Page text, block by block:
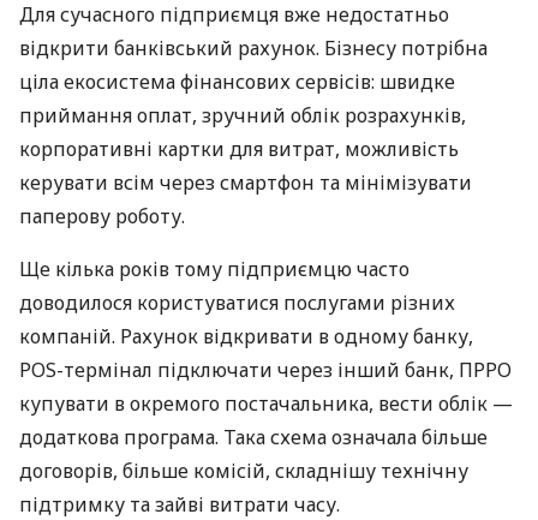
Для сучасного підприємця вже недостатньо
відкрити банківський рахунок. Бізнесу потрібна
ціла екосистема фінансових сервісів: швидке
приймання оплат, зручний облік розрахунків,
корпоративні картки для витрат, можливість
керувати всім через смартфон та мінімізувати
паперову роботу.
Ще кілька років тому підприємцю часто
доводилося користуватися послугами різних
компаній. Рахунок відкривати в одному банку,
POS-термінал підключати через інший банк, ПРРО
купувати в окремого постачальника, вести облік —
додаткова програма. Така схема означала більше
договорів, більше комісій, складнішу технічну
підтримку та зайві витрати часу.